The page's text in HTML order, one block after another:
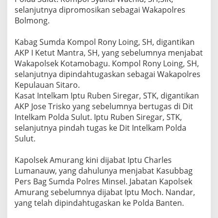
selanjutnya dipromosikan sebagai Wakapolres
Bolmong.
Kabag Sumda Kompol Rony Loing, SH, digantikan
AKP I Ketut Mantra, SH, yang sebelumnya menjabat
Wakapolsek Kotamobagu. Kompol Rony Loing, SH,
selanjutnya dipindahtugaskan sebagai Wakapolres
Kepulauan Sitaro.
Kasat Intelkam Iptu Ruben Siregar, STK, digantikan
AKP Jose Trisko yang sebelumnya bertugas di Dit
Intelkam Polda Sulut. Iptu Ruben Siregar, STK,
selanjutnya pindah tugas ke Dit Intelkam Polda
Sulut.
Kapolsek Amurang kini dijabat Iptu Charles
Lumanauw, yang dahulunya menjabat Kasubbag
Pers Bag Sumda Polres Minsel. Jabatan Kapolsek
Amurang sebelumnya dijabat Iptu Moch. Nandar,
yang telah dipindahtugaskan ke Polda Banten.